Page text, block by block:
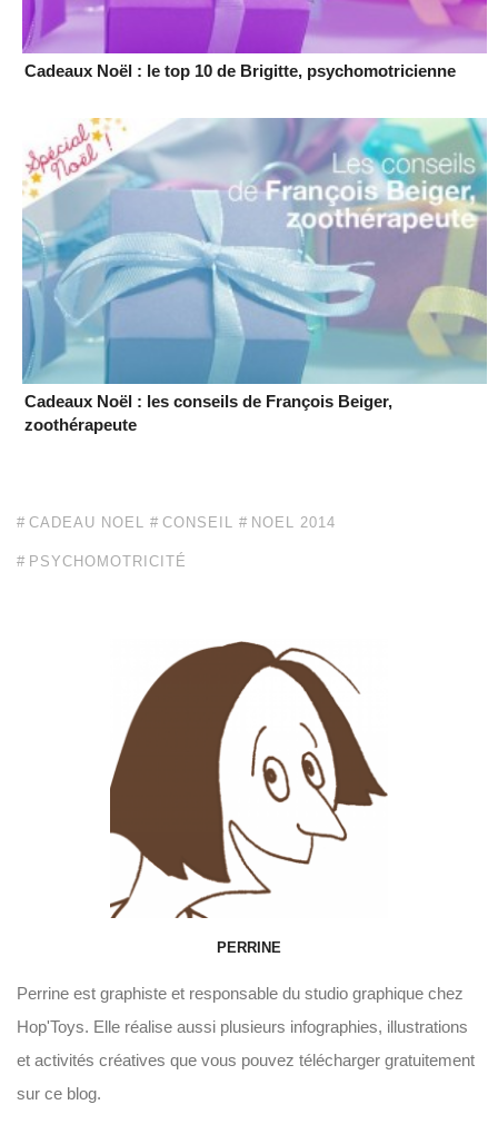
Cadeaux Noël : le top 10 de Brigitte, psychomotricienne
Cadeaux Noël : les conseils de François Beiger,
zoothérapeute
CADEAU NOEL CONSEIL NOEL 2014
PSYCHOMOTRICITÉ
PERRINE
Perrine est graphiste et responsable du studio graphique chez
Hop'Toys. Elle réalise aussi plusieurs infographies, illustrations
et activités créatives que vous pouvez télécharger gratuitement
sur ce blog.